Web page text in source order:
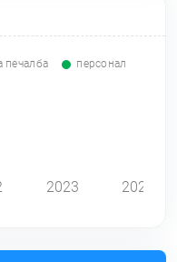
печалба персонал
2023 2024